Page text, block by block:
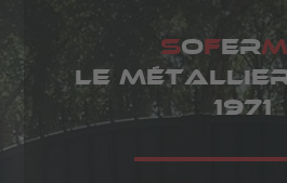
SOFERM
Le
1971